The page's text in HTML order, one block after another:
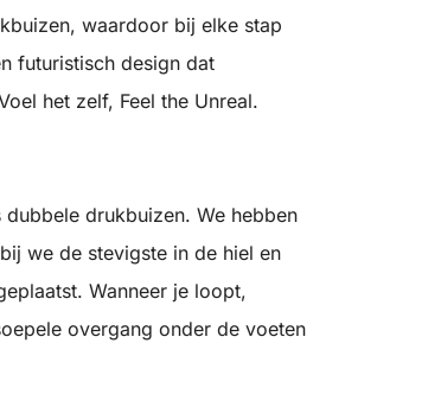
waardoor bij elke stap
futuristisch design dat
het zelf, Feel the Unreal.
drukbuizen. We hebben
we de stevigste in de hiel en
Wanneer je loopt,
overgang onder de voeten